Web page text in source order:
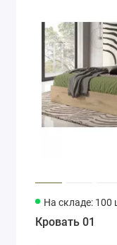
На складе: 100
Кровать 01